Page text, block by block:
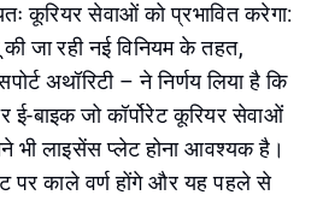
कूरियर सेवाओं को प्रभावित करेगा:
जा रही नई विनियम के तहत,
अथॉरिटी – ने निर्णय लिया है कि
बाइक जो कॉर्पोरेट कूरियर सेवाओं
भी लाइसेंस प्लेट होना आवश्यक है।
पर काले वर्ण होंगे और यह पहले से